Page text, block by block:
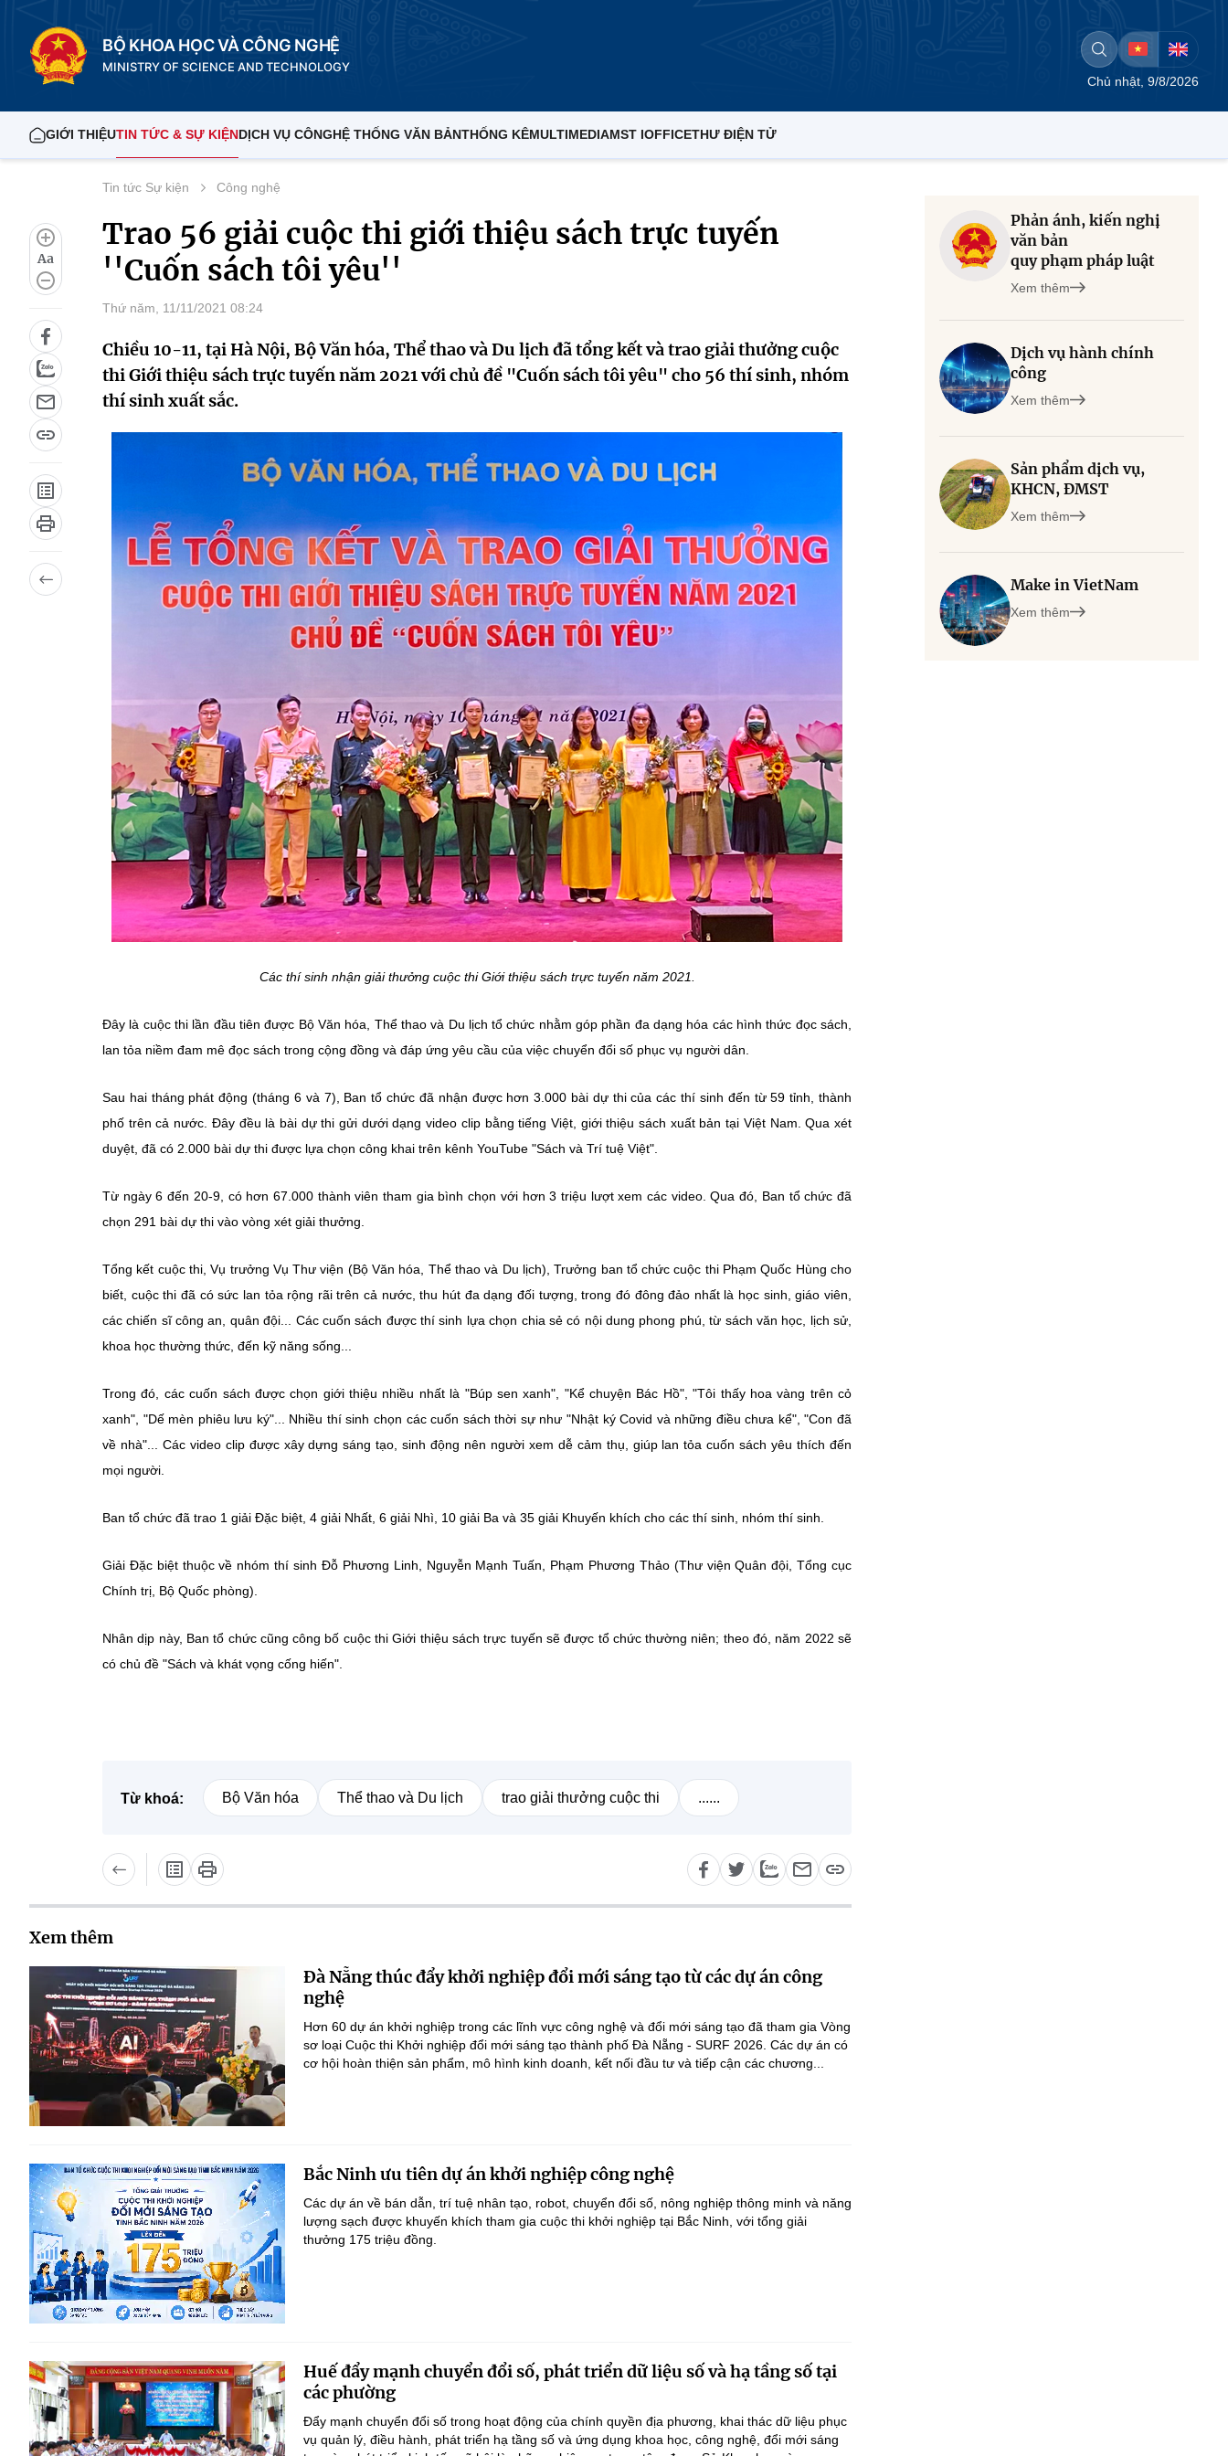
BỘ KHOA HỌC VÀ CÔNG NGHỆ
MINISTRY OF SCIENCE AND TECHNOLOGY
Chủ nhật, 9/8/2026
GIỚI THIỆUTIN TỨC & SỰ KIỆNDỊCH VỤ CÔNGHỆ THỐNG VĂN BẢNTHỐNG KÊMULTIMEDIAMST IOFFICETHƯ ĐIỆN TỬ
Aa
Tin tức Sự kiện Công nghệ
Trao 56 giải cuộc thi giới thiệu sách trực tuyến
''Cuốn sách tôi yêu''
Thứ năm, 11/11/2021 08:24
Chiều 10-11, tại Hà Nội, Bộ Văn hóa, Thể thao và Du lịch đã tổng kết và trao giải thưởng cuộc
thi Giới thiệu sách trực tuyến năm 2021 với chủ đề "Cuốn sách tôi yêu" cho 56 thí sinh, nhóm
thí sinh xuất sắc.
Các thí sinh nhận giải thưởng cuộc thi Giới thiệu sách trực tuyến năm 2021.
Đây là cuộc thi lần đầu tiên được Bộ Văn hóa, Thể thao và Du lịch tổ chức nhằm góp phần đa dạng hóa các hình thức đọc sách,
lan tỏa niềm đam mê đọc sách trong cộng đồng và đáp ứng yêu cầu của việc chuyển đổi số phục vụ người dân.
Sau hai tháng phát động (tháng 6 và 7), Ban tổ chức đã nhận được hơn 3.000 bài dự thi của các thí sinh đến từ 59 tỉnh, thành
phố trên cả nước. Đây đều là bài dự thi gửi dưới dạng video clip bằng tiếng Việt, giới thiệu sách xuất bản tại Việt Nam. Qua xét
duyệt, đã có 2.000 bài dự thi được lựa chọn công khai trên kênh YouTube "Sách và Trí tuệ Việt".
Từ ngày 6 đến 20-9, có hơn 67.000 thành viên tham gia bình chọn với hơn 3 triệu lượt xem các video. Qua đó, Ban tổ chức đã
chọn 291 bài dự thi vào vòng xét giải thưởng.
Tổng kết cuộc thi, Vụ trưởng Vụ Thư viện (Bộ Văn hóa, Thể thao và Du lịch), Trưởng ban tổ chức cuộc thi Phạm Quốc Hùng cho
biết, cuộc thi đã có sức lan tỏa rộng rãi trên cả nước, thu hút đa dạng đối tượng, trong đó đông đảo nhất là học sinh, giáo viên,
các chiến sĩ công an, quân đội... Các cuốn sách được thí sinh lựa chọn chia sẻ có nội dung phong phú, từ sách văn học, lịch sử,
khoa học thường thức, đến kỹ năng sống...
Trong đó, các cuốn sách được chọn giới thiệu nhiều nhất là "Búp sen xanh", "Kể chuyện Bác Hồ", "Tôi thấy hoa vàng trên cỏ
xanh", "Dế mèn phiêu lưu ký"... Nhiều thí sinh chọn các cuốn sách thời sự như "Nhật ký Covid và những điều chưa kể", "Con đã
về nhà"... Các video clip được xây dựng sáng tạo, sinh động nên người xem dễ cảm thụ, giúp lan tỏa cuốn sách yêu thích đến
mọi người.
Ban tổ chức đã trao 1 giải Đặc biệt, 4 giải Nhất, 6 giải Nhì, 10 giải Ba và 35 giải Khuyến khích cho các thí sinh, nhóm thí sinh.
Giải Đặc biệt thuộc về nhóm thí sinh Đỗ Phương Linh, Nguyễn Mạnh Tuấn, Phạm Phương Thảo (Thư viện Quân đội, Tổng cục
Chính trị, Bộ Quốc phòng).
Nhân dịp này, Ban tổ chức cũng công bố cuộc thi Giới thiệu sách trực tuyến sẽ được tổ chức thường niên; theo đó, năm 2022 sẽ
có chủ đề "Sách và khát vọng cống hiến".
Từ khoá: Bộ Văn hóa Thể thao và Du lịch trao giải thưởng cuộc thi ......
Xem thêm
Đà Nẵng thúc đẩy khởi nghiệp đổi mới sáng tạo từ các dự án công
nghệ
Hơn 60 dự án khởi nghiệp trong các lĩnh vực công nghệ và đổi mới sáng tạo đã tham gia Vòng
sơ loại Cuộc thi Khởi nghiệp đổi mới sáng tạo thành phố Đà Nẵng - SURF 2026. Các dự án có
cơ hội hoàn thiện sản phẩm, mô hình kinh doanh, kết nối đầu tư và tiếp cận các chương...
Bắc Ninh ưu tiên dự án khởi nghiệp công nghệ
Các dự án về bán dẫn, trí tuệ nhân tạo, robot, chuyển đổi số, nông nghiệp thông minh và năng
lượng sạch được khuyến khích tham gia cuộc thi khởi nghiệp tại Bắc Ninh, với tổng giải
thưởng 175 triệu đồng.
Huế đẩy mạnh chuyển đổi số, phát triển dữ liệu số và hạ tầng số tại
các phường
Đẩy mạnh chuyển đổi số trong hoạt động của chính quyền địa phương, khai thác dữ liệu phục
vụ quản lý, điều hành, phát triển hạ tầng số và ứng dụng khoa học, công nghệ, đổi mới sáng
Phản ánh, kiến nghị
văn bản
quy phạm pháp luật
Xem thêm
Dịch vụ hành chính
công
Xem thêm
Sản phẩm dịch vụ,
KHCN, ĐMST
Xem thêm
Make in VietNam
Xem thêm